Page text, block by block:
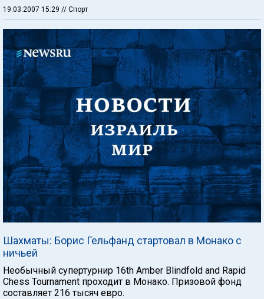
19.03.2007 15:29 // Спорт
Шахматы: Борис Гельфанд стартовал в Монако с
ничьей
Необычный супертурнир 16th Amber Blindfold and Rapid
Chess Tournament проходит в Монако. Призовой фонд
составляет 216 тысяч евро.